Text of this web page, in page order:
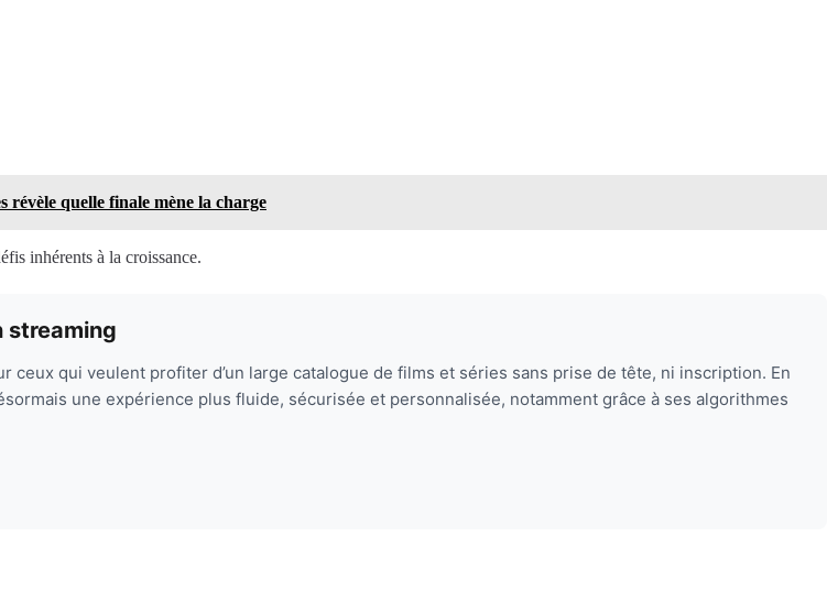
quelle finale mène la charge
inhérents à la croissance.
streaming
qui veulent profiter d’un large catalogue de films et séries sans prise de tête, ni inscription. En
une expérience plus fluide, sécurisée et personnalisée, notamment grâce à ses algorithmes